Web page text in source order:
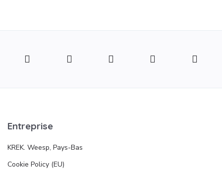
Entreprise
KREK. Weesp, Pays-Bas
Cookie Policy (EU)